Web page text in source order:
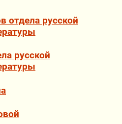
отдела русской
русской